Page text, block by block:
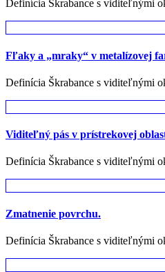
Definícia Škrabance s viditeľnými
Fľaky a „mraky“ v metalízovej
Definícia Škrabance s viditeľnými
Viditeľný pás v prístrekovej
Definícia Škrabance s viditeľnými
Zmatnenie povrchu.
Definícia Škrabance s viditeľnými